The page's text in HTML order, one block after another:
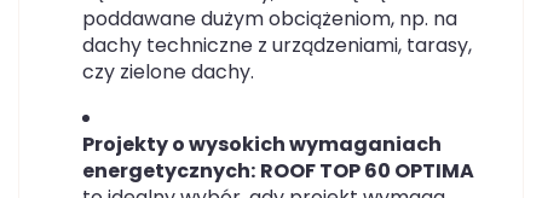
poddawane dużym obciążeniom, np. na
dachy techniczne z urządzeniami, tarasy,
czy zielone dachy.
Projekty o wysokich wymaganiach
energetycznych: ROOF TOP 60 OPTIMA